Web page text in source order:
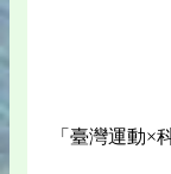
「臺灣運動×